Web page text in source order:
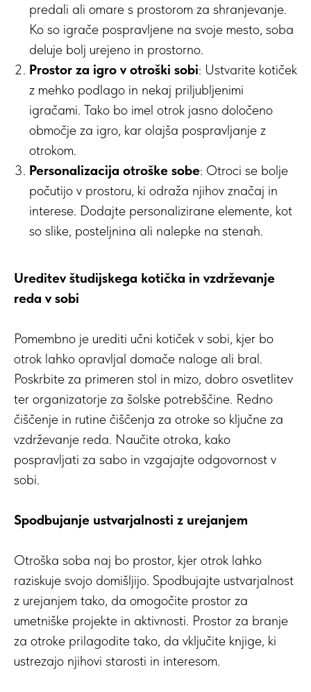
predali ali omare s prostorom za shranjevanje.
Ko so igrače pospravljene na svoje mesto, soba
deluje bolj urejeno in prostorno.
Prostor za igro v otroški sobi: Ustvarite kotiček
z mehko podlago in nekaj priljubljenimi
igračami. Tako bo imel otrok jasno določeno
območje za igro, kar olajša pospravljanje z
otrokom.
Personalizacija otroške sobe: Otroci se bolje
počutijo v prostoru, ki odraža njihov značaj in
interese. Dodajte personalizirane elemente, kot
so slike, posteljnina ali nalepke na stenah.
Ureditev študijskega kotička in vzdrževanje
reda v sobi
Pomembno je urediti učni kotiček v sobi, kjer bo
otrok lahko opravljal domače naloge ali bral.
Poskrbite za primeren stol in mizo, dobro osvetlitev
ter organizatorje za šolske potrebščine. Redno
čiščenje in rutine čiščenja za otroke so ključne za
vzdrževanje reda. Naučite otroka, kako
pospravljati za sabo in vzgajajte odgovornost v
sobi.
Spodbujanje ustvarjalnosti z urejanjem
Otroška soba naj bo prostor, kjer otrok lahko
raziskuje svojo domišljijo. Spodbujajte ustvarjalnost
z urejanjem tako, da omogočite prostor za
umetniške projekte in aktivnosti. Prostor za branje
za otroke prilagodite tako, da vključite knjige, ki
ustrezajo njihovi starosti in interesom.